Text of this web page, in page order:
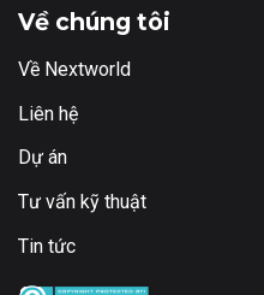
Về chúng tôi
Về Nextworld
Liên hệ
Dự án
Tư vấn kỹ thuật
Tin tức